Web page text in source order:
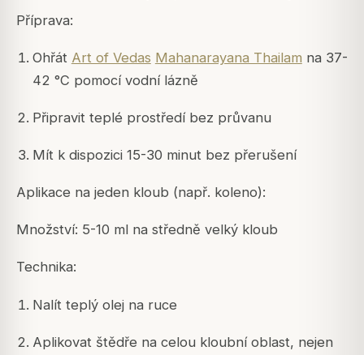
Příprava:
Ohřát Art of Vedas Mahanarayana Thailam na 37-
42 °C pomocí vodní lázně
Připravit teplé prostředí bez průvanu
Mít k dispozici 15-30 minut bez přerušení
Aplikace na jeden kloub (např. koleno):
Množství: 5-10 ml na středně velký kloub
Technika:
Nalít teplý olej na ruce
Aplikovat štědře na celou kloubní oblast, nejen